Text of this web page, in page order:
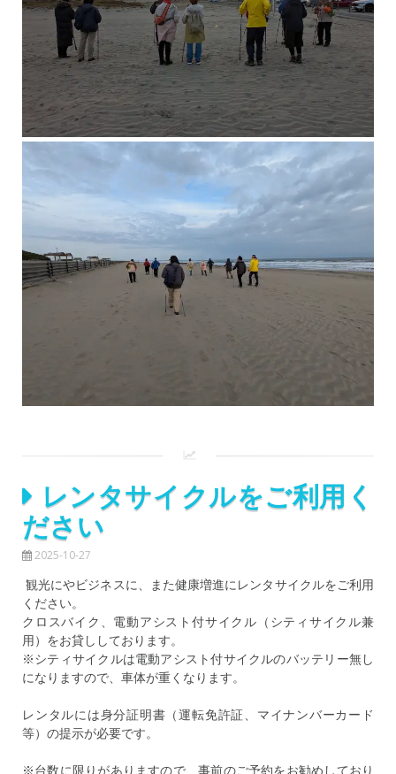
レンタサイクルをご利用く
ださい
2025-10-27
観光にやビジネスに、また健康増進にレンタサイクルをご利用
ください。
クロスバイク、電動アシスト付サイクル（シティサイクル兼
用）をお貸ししております。
※シティサイクルは電動アシスト付サイクルのバッテリー無し
になりますので、車体が重くなります。
レンタルには身分証明書（運転免許証、マイナンバーカード
等）の提示が必要です。
※台数に限りがありますので、事前のご予約をお勧めしており